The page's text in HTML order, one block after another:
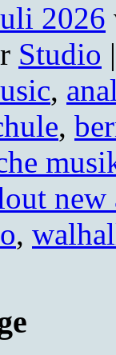
2026
Studio |
,
,
new
,